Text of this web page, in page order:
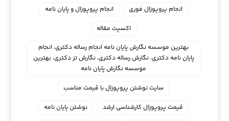
انجام پروپوزال فوری
انجام پروپوزال و پایان نامه
اکسپت مقاله
بهترین موسسه نگارش پایان نامه انجام رساله دکتری، انجام
پایان نامه دکتری، نگارش رساله دکتری، نگارش تز دکتری، بهترین
موسسه نگارش پایان نامه
سایت نوشتن پروپوزال با قیمت مناسب
قیمت پروپوزال کارشناسی ارشد
نوشتن پایان نامه